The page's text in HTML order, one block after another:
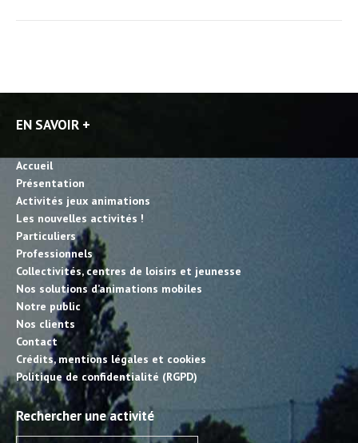
EN SAVOIR +
Accueil
Présentation
Activités jeux animations
Les nouvelles activités !
Particuliers
Professionnels
Collectivités, centres de loisirs et jeunesse
Nos solutions d’animations mobiles
Notre public
Nos clients
Contact
Crédits, mentions légales et cookies
Politique de confidentialité (RGPD)
Rechercher une activité